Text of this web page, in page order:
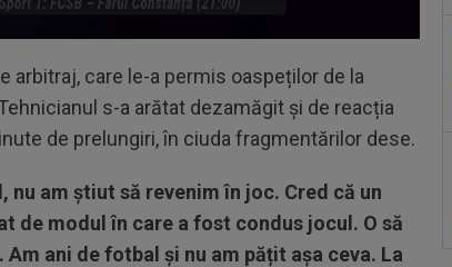
care le-a permis oaspeților de la
s-a arătat dezamăgit și de reacția
de prelungiri, în ciuda fragmentărilor dese.
am știut să revenim în joc. Cred că un
de modul în care a fost condus jocul. O să
ani de fotbal și nu am pățit așa ceva. La